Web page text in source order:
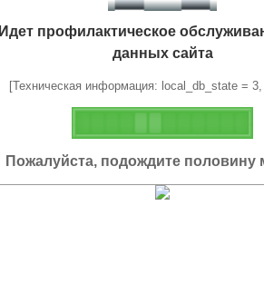
Идет профилактическое
данных сайта
[Техническая информация: local_db_state =
Пожалуйста, подождите половину